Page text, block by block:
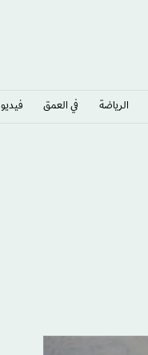
الرياضة في العمق فيديو